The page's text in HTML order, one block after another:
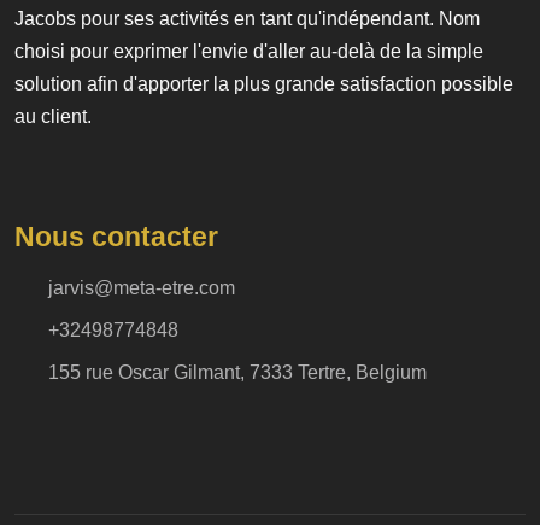
Jacobs pour ses activités en tant qu'indépendant. Nom
choisi pour exprimer l'envie d'aller au-delà de la simple
solution afin d'apporter la plus grande satisfaction possible
au client.
Nous contacter
jarvis@meta-etre.com
+32498774848
155 rue Oscar Gilmant, 7333 Tertre, Belgium